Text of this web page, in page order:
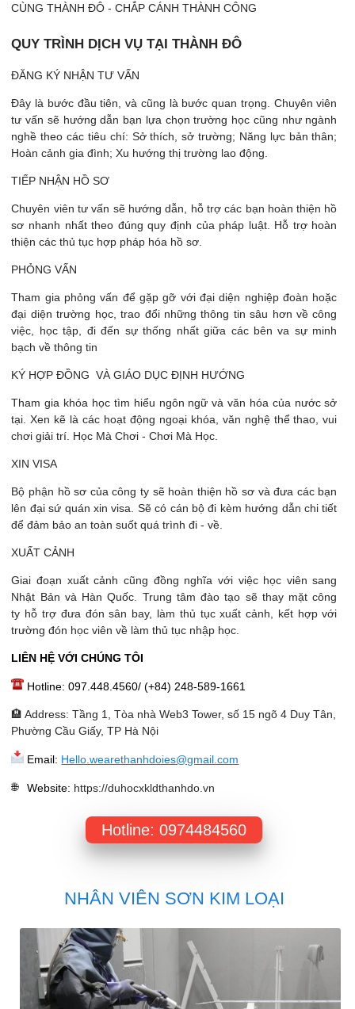
CÙNG THÀNH ĐÔ - CHẮP CÁNH THÀNH CÔNG
QUY TRÌNH DỊCH VỤ TẠI THÀNH ĐÔ
ĐĂNG KÝ NHẬN TƯ VẤN
Đây là bước đầu tiên, và cũng là bước quan trọng. Chuyên viên
tư vấn sẽ hướng dẫn bạn lựa chọn trường học cũng như ngành
nghề theo các tiêu chí: Sở thích, sở trường; Năng lực bản thân;
Hoàn cảnh gia đình; Xu hướng thị trường lao động.
TIẾP NHẬN HỒ SƠ
Chuyên viên tư vấn sẽ hướng dẫn, hỗ trợ các bạn hoàn thiện hồ
sơ nhanh nhất theo đúng quy định của pháp luật. Hỗ trợ hoàn
thiện các thủ tục hợp pháp hóa hồ sơ.
PHỎNG VẤN
Tham gia phỏng vấn để gặp gỡ với đại diện nghiệp đoàn hoặc
đại diện trường học, trao đổi những thông tin sâu hơn về công
việc, học tập, đi đến sự thống nhất giữa các bên va sự minh
bạch về thông tin
KÝ HỢP ĐỒNG VÀ GIÁO DỤC ĐỊNH HƯỚNG
Tham gia khóa học tìm hiểu ngôn ngữ và văn hóa của nước sở
tại. Xen kẽ là các hoạt động ngoại khóa, văn nghệ thể thao, vui
chơi giải trí. Học Mà Chơi - Chơi Mà Học.
XIN VISA
Bộ phận hồ sơ của công ty sẽ hoàn thiện hồ sơ và đưa các bạn
lên đại sứ quán xin visa. Sẽ có cán bộ đi kèm hướng dẫn chi tiết
để đảm bảo an toàn suốt quá trình đi - về.
XUẤT CẢNH
Giai đoạn xuất cảnh cũng đồng nghĩa với việc học viên sang
Nhật Bản và Hàn Quốc. Trung tâm đào tạo sẽ thay mặt công
ty hỗ trợ đưa đón sân bay, làm thủ tục xuất cảnh, kết hợp với
trường đón học viên về làm thủ tục nhập học.
LIÊN HỆ VỚI CHÚNG TÔI
Hotline: 097.448.4560/ (+84) 248-589-1661
🏨 Address: Tầng 1, Tòa nhà Web3 Tower, số 15 ngõ 4 Duy Tân,
Phường Cầu Giấy, TP Hà Nội
Email: Hello.wearethanhdoies@gmail.com
Website: https://duhocxkldthanhdo.vn
Hotline: 0974484560
NHÂN VIÊN SƠN KIM LOẠI